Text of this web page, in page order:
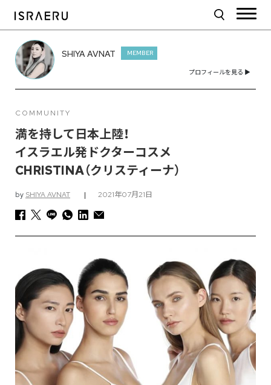
SHIYA AVNAT MEMBER
プロフィールを見る ▶︎
COMMUNITY
満を持して日本上陸！
イスラエル発ドクターコスメ
CHRISTINA（クリスティーナ）
by SHIYA AVNAT | 2021年07月21日